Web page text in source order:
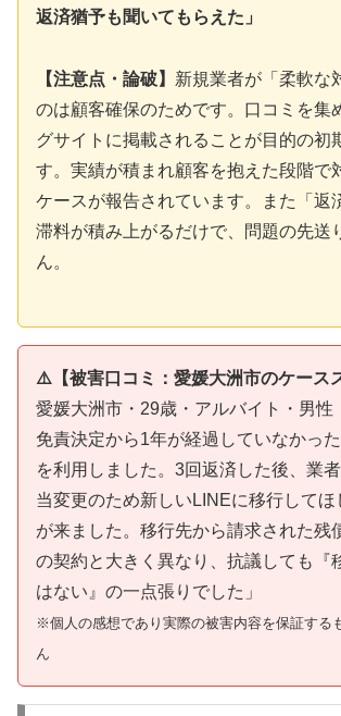
返済猶予も聞いてもらえた」
【注意点・論破】 新規業者が「柔軟な
のは顧客確保のためです。口コミを集
グサイトに掲載されることが目的の初
す。実績が積まれ顧客を抱えた段階で
ケースが報告されています。また「返
滞料が積み上がるだけで、問題の先送
ん。
⚠️【被害口コミ：愛媛大洲市のケース
愛媛大洲市・29歳・アルバイト・男性
免責決定から1年が経過していなかっ
を利用しました。3回返済した後、業
当変更のため新しいLINEに移行してほ
が来ました。移行先から請求された残
の契約と大きく異なり、抗議しても『
はない』の一点張りでした」
※個人の感想であり実際の被害内容を保証する
ん